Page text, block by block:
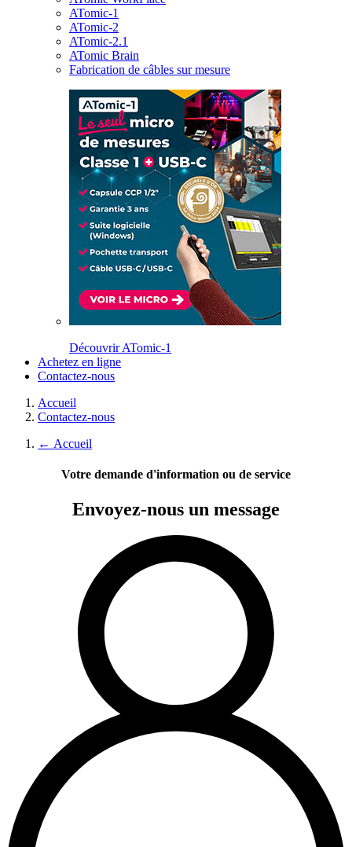
ATomic-1
ATomic-2
ATomic-2.1
ATomic Brain
Fabrication de câbles sur mesure
Découvrir ATomic-1
Achetez en ligne
Contactez-nous
Accueil
Contactez-nous
← Accueil
Votre demande d'information ou de service
Envoyez-nous un message